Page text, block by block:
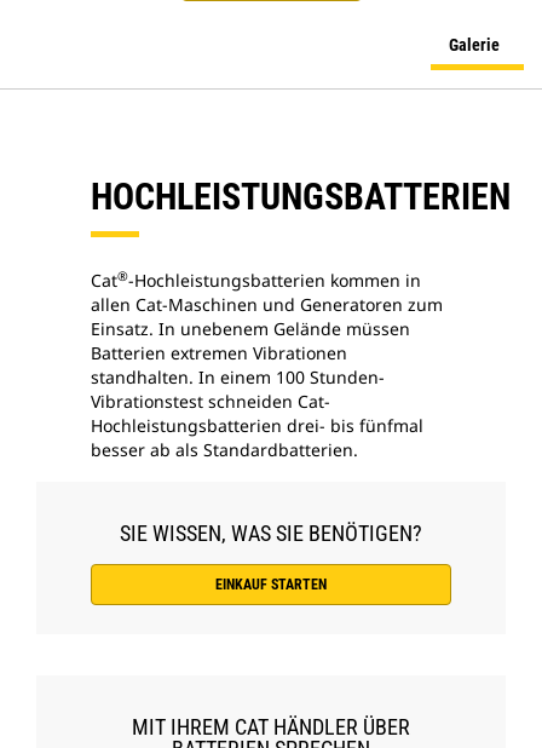
Galerie
HOCHLEISTUNGSBATTERIEN
Cat®-Hochleistungsbatterien kommen in
allen Cat-Maschinen und Generatoren zum
Einsatz. In unebenem Gelände müssen
Batterien extremen Vibrationen
standhalten. In einem 100 Stunden-
Vibrationstest schneiden Cat-
Hochleistungsbatterien drei- bis fünfmal
besser ab als Standardbatterien.
SIE WISSEN, WAS SIE BENÖTIGEN?
EINKAUF STARTEN
MIT IHREM CAT HÄNDLER ÜBER